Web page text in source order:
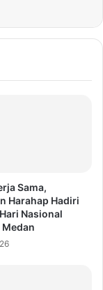
Sama,
Harahap Hadiri
Nasional